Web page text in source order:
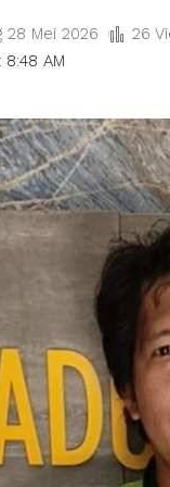
AM
28 Mei 2026 26